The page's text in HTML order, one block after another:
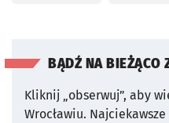
BĄDŹ NA BIEŻĄCO
Kliknij „obserwuj”, aby
Wrocławiu.